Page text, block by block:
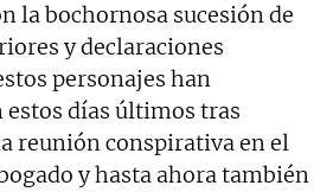
la bochornosa sucesión de
y declaraciones
personajes han
días últimos tras
reunión conspirativa en el
y hasta ahora también